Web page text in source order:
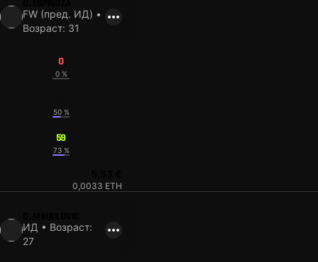
FW (пред. ИД) •
Возраст: 31
0
0 %
50 %
59
73 %
0,0033 ETH
ИД • Возраст:
27